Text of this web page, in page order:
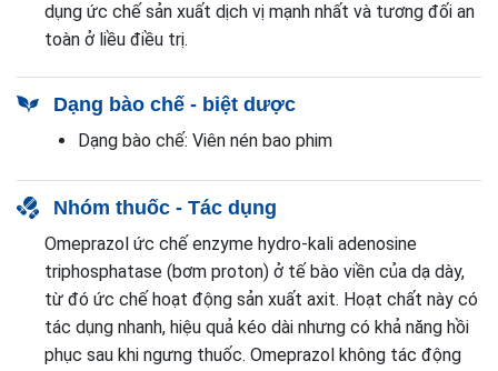
dụng ức chế sản xuất dịch vị mạnh nhất và tương đối an
toàn ở liều điều trị.
Dạng bào chế - biệt dược
Dạng bào chế: Viên nén bao phim
Nhóm thuốc - Tác dụng
Omeprazol ức chế enzyme hydro-kali adenosine
triphosphatase (bơm proton) ở tế bào viền của dạ dày,
từ đó ức chế hoạt động sản xuất axit. Hoạt chất này có
tác dụng nhanh, hiệu quả kéo dài nhưng có khả năng hồi
phục sau khi ngưng thuốc. Omeprazol không tác động